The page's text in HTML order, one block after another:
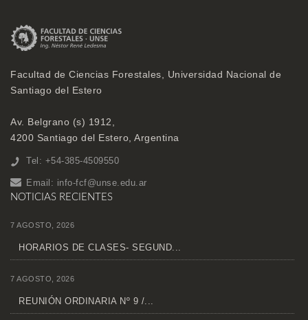
Facultad de Ciencias Forestales, Universidad Nacional de
Santiago del Estero
Av. Belgrano (s) 1912,
4200 Santiago del Estero, Argentina
Tel: +54-385-4509550
Email: info-fcf@unse.edu.ar
NOTICIAS RECIENTES
7 AGOSTO, 2026
HORARIOS DE CLASES- SEGUND...
7 AGOSTO, 2026
REUNIÓN ORDINARIA Nº 9 /...